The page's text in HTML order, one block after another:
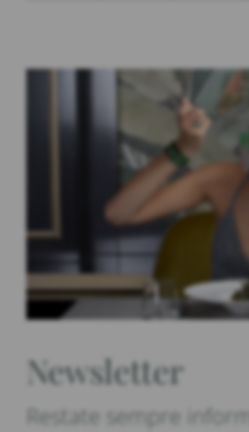
Newsletter
Restate sempre